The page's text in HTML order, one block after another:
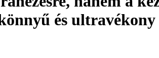
és ultravékony